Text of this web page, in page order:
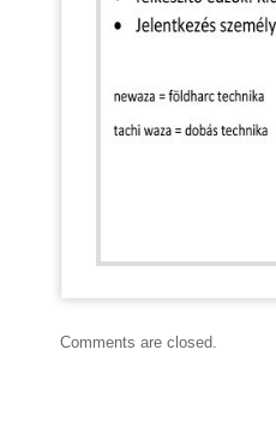
Comments are closed.